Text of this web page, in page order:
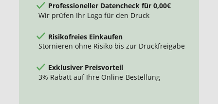
Professioneller Datencheck für 0,00€
Wir prüfen Ihr Logo für den Druck
Risikofreies Einkaufen
Stornieren ohne Risiko bis zur Druckfreigabe
Exklusiver Preisvorteil
3% Rabatt auf Ihre Online-Bestellung